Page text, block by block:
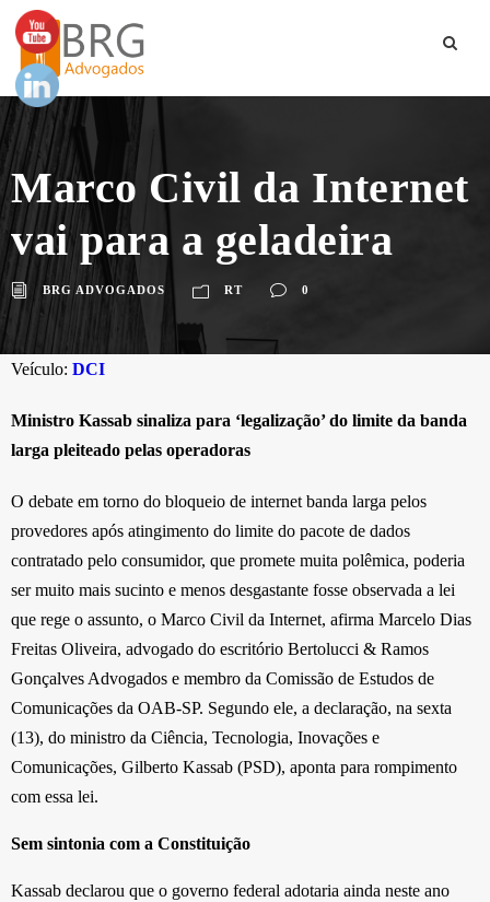
Marco Civil da Internet
vai para a geladeira
BRG ADVOGADOS RT 0
Veículo: DCI
Ministro Kassab sinaliza para ‘legalização’ do limite da banda
larga pleiteado pelas operadoras
O debate em torno do bloqueio de internet banda larga pelos
provedores após atingimento do limite do pacote de dados
contratado pelo consumidor, que promete muita polêmica, poderia
ser muito mais sucinto e menos desgastante fosse observada a lei
que rege o assunto, o Marco Civil da Internet, afirma Marcelo Dias
Freitas Oliveira, advogado do escritório Bertolucci & Ramos
Gonçalves Advogados e membro da Comissão de Estudos de
Comunicações da OAB-SP. Segundo ele, a declaração, na sexta
(13), do ministro da Ciência, Tecnologia, Inovações e
Comunicações, Gilberto Kassab (PSD), aponta para rompimento
com essa lei.
Sem sintonia com a Constituição
Kassab declarou que o governo federal adotaria ainda neste ano